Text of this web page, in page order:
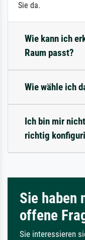
Sie da.
Wie kann ich
Raum passt?
Wie wähle ich
Ich bin mir
richtig
Sie haben
offene
Sie interessieren